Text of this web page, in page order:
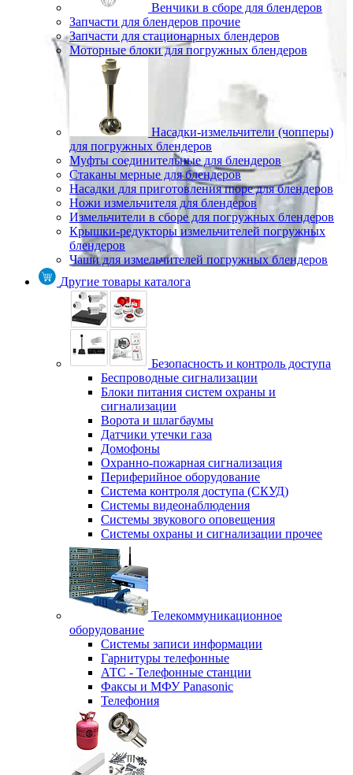
Венчики в сборе для блендеров
Запчасти для блендеров прочие
Запчасти для стационарных блендеров
Моторные блоки для погружных блендеров
Насадки-измельчители (чопперы)
для погружных блендеров
Муфты соединительные для блендеров
Стаканы мерные для блендеров
Насадки для приготовления пюре для блендеров
Ножи измельчителя для блендеров
Измельчители в сборе для погружных блендеров
Крышки-редукторы измельчителей погружных
блендеров
Чаши для измельчителей погружных блендеров
Другие товары каталога
Безопасность и контроль доступа
Беспроводные сигнализации
Блоки питания систем охраны и
сигнализации
Ворота и шлагбаумы
Датчики утечки газа
Домофоны
Охранно-пожарная сигнализация
Периферийное оборудование
Система контроля доступа (СКУД)
Системы видеонаблюдения
Системы звукового оповещения
Системы охраны и сигнализации прочее
Телекоммуникационное
оборудование
Системы записи информации
Гарнитуры телефонные
АТС - Телефонные станции
Факсы и МФУ Panasonic
Телефония